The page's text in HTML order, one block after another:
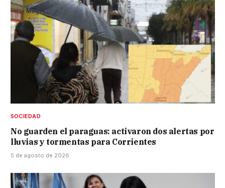
SOCIEDAD
No guarden el paraguas: activaron dos alertas por
lluvias y tormentas para Corrientes
5 de agosto de 2026